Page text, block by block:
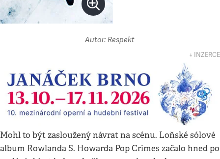
Autor: Respekt
↓ INZERCE
Mohl to být zasloužený návrat na scénu. Loňské sólové
album Rowlanda S. Howarda Pop Crimes začalo hned po